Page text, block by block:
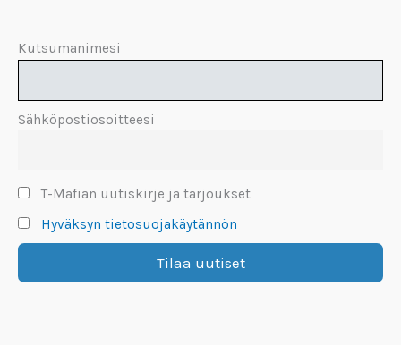
Kutsumanimesi
Sähköpostiosoitteesi
T-Mafian uutiskirje ja tarjoukset
Hyväksyn tietosuojakäytännön